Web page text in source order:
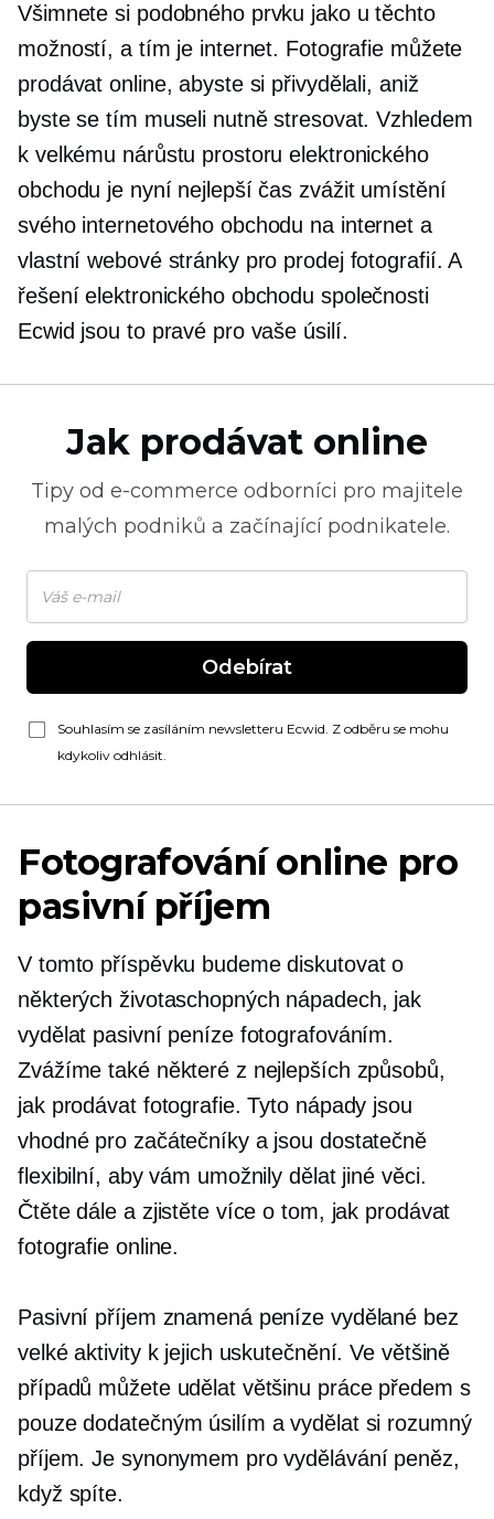
Všimnete si podobného prvku jako u těchto
možností, a tím je internet. Fotografie můžete
prodávat online, abyste si přivydělali, aniž
byste se tím museli nutně stresovat. Vzhledem
k velkému nárůstu prostoru elektronického
obchodu je nyní nejlepší čas zvážit umístění
svého internetového obchodu na internet a
vlastní webové stránky pro prodej fotografií. A
řešení elektronického obchodu společnosti
Ecwid jsou to pravé pro vaše úsilí.
Jak prodávat online
Tipy od e-commerce odborníci pro majitele
malých podniků a začínající podnikatele.
Odebírat
Souhlasím se zasíláním newsletteru Ecwid. Z odběru se mohu
kdykoliv odhlásit.
Fotografování online pro
pasivní příjem
V tomto příspěvku budeme diskutovat o
některých životaschopných nápadech, jak
vydělat pasivní peníze fotografováním.
Zvážíme také některé z nejlepších způsobů,
jak prodávat fotografie. Tyto nápady jsou
vhodné pro začátečníky a jsou dostatečně
flexibilní, aby vám umožnily dělat jiné věci.
Čtěte dále a zjistěte více o tom, jak prodávat
fotografie online.
Pasivní příjem znamená peníze vydělané bez
velké aktivity k jejich uskutečnění. Ve většině
případů můžete udělat většinu práce předem s
pouze dodatečným úsilím a vydělat si rozumný
příjem. Je synonymem pro vydělávání peněz,
když spíte.